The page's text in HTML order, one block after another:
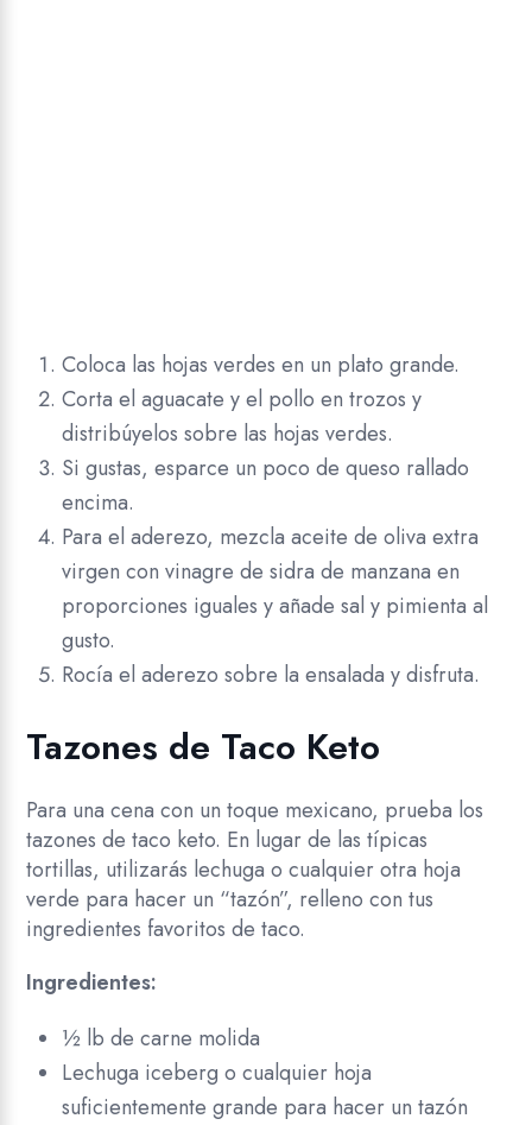
Coloca las hojas verdes en un plato grande.
Corta el aguacate y el pollo en trozos y
distribúyelos sobre las hojas verdes.
Si gustas, esparce un poco de queso rallado
encima.
Para el aderezo, mezcla aceite de oliva extra
virgen con vinagre de sidra de manzana en
proporciones iguales y añade sal y pimienta al
gusto.
Rocía el aderezo sobre la ensalada y disfruta.
Tazones de Taco Keto
Para una cena con un toque mexicano, prueba los
tazones de taco keto. En lugar de las típicas
tortillas, utilizarás lechuga o cualquier otra hoja
verde para hacer un “tazón”, relleno con tus
ingredientes favoritos de taco.
Ingredientes:
½ lb de carne molida
Lechuga iceberg o cualquier hoja
suficientemente grande para hacer un tazón